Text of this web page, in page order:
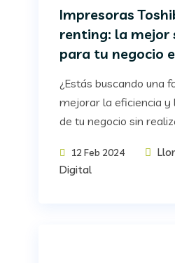
Impresoras
renting: la mejor
para tu negocio
¿Estás buscando una
mejorar la eficiencia y
de tu negocio sin
12 Feb 2024
Digital